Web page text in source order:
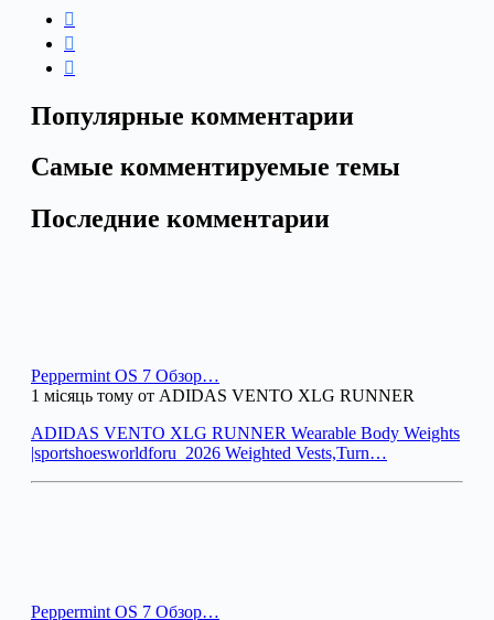
Популярные комментарии
Самые комментируемые темы
Последние комментарии
Peppermint OS 7 Обзор…
1 місяць тому от ADIDAS VENTO XLG RUNNER
ADIDAS VENTO XLG RUNNER Wearable Body Weights
|sportshoesworldforu_2026 Weighted Vests,Turn…
Peppermint OS 7 Обзор…